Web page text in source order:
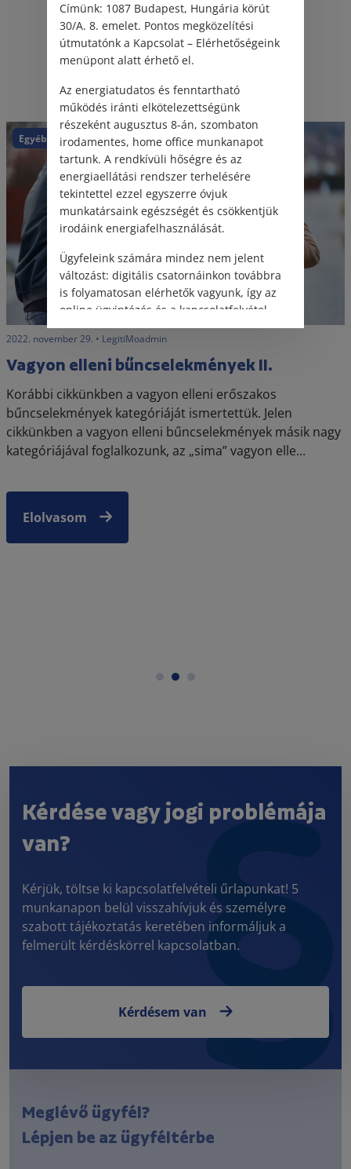
Kapcsolódó jogi hírek
Egyéb
2022. november 29. • LegitiMoadmin
Vagyon elleni bűncselekmények II.
Korábbi cikkünkben a vagyon elleni erőszakos
bűncselekmények kategóriáját ismertettük. Jelen
cikkünkben a vagyon elleni bűncselekmények másik nagy
kategóriájával foglalkozunk, az „sima” vagyon elle...
Elolvasom
Kérdése vagy jogi problémája
van?
Kérjük, töltse ki kapcsolatfelvételi űrlapunkat! 5
munkanapon belül visszahívjuk és személyre
szabott tájékoztatás keretében informáljuk a
felmerült kérdéskörrel kapcsolatban.
Kérdésem van
Meglévő ügyfél?
Lépjen be az ügyféltérbe
Címünk: 1087 Budapest, Hungária körút
30/A. 8. emelet. Pontos megközelítési
útmutatónk a Kapcsolat – Elérhetőségeink
menüpont alatt érhető el.
Az energiatudatos és fenntartható
működés iránti elkötelezettségünk
részeként augusztus 8-án, szombaton
irodamentes, home office munkanapot
tartunk. A rendkívüli hőségre és az
energiaellátási rendszer terhelésére
tekintettel ezzel egyszerre óvjuk
munkatársaink egészségét és csökkentjük
irodáink energiafelhasználását.
Ügyfeleink számára mindez nem jelent
változást: digitális csatornáinkon továbbra
is folyamatosan elérhetők vagyunk, így az
online ügyintézés és a kapcsolatfelvétel
változatlanul biztosított.